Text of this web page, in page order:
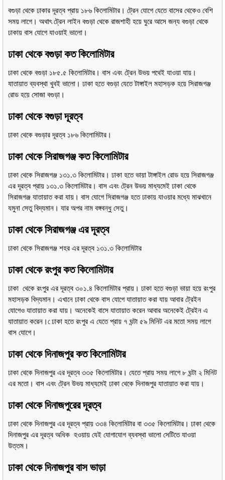
বগুড়া থেকে ঢাকার দূরত্ব প্রায় ১৮৬ কিলোমিটার। ট্রেন যোগে যেতে বাসের থেকেও বেশি
সময় লাগে। অথাৎ ট্রেন লাইন বগুড়া থেকে রাজশাহী হয়ে ঘুরে আসে জন্য বগুড়া থেকে
ঢাকায় বাস যোগে যাওয়াই ভালো।
ঢাকা থেকে বগুড়া কত কিলোমিটার
ঢাকা থেকে বগুড়া ১৮৫.৫ কিলোমিটার। বাস এবং ট্রেন উভয় পথেই যাওয়া যায়।
যাতায়াত ব্যবস্থা খুবই ভালো। ঢাকা হতে বগুড়া যেতে টাঙ্গাইল মহাসড়ক হয়ে সিরাজগঞ্জ
রোড হয়ে সোজা বগুড়া।
ঢাকা থেকে বগুড়া দূরত্ব
ঢাকা থেকে বগুড়ার দূরত্ব ১৮৬ কিলোমিটার।
ঢাকা থেকে সিরাজগঞ্জ কত কিলোমিটার
ঢাকা থেকে সিরাজগঞ্জ ১৩১.৩ কিলোমিটার। ঢাকা হতে ভায়া টাঙ্গাইল রোড হয়ে সিরাজগঞ্জ
এর দূরত্ব প্রায় ১৩১.৩ কিলোমিটার। বাস এবং ট্রেন উভয় মাধ্যমেই ঢাকা থেকে
সিরাজগঞ্জ যাতায়াত করা যায়। বাস যোগে সিরাজগঞ্জ হতে ঢাকায় যাওয়ার মধ্যে মাঝখানে
যমুনা সেতু বিদ্যমান। যার অপর নাম বঙ্গবন্ধু সেতু।
ঢাকা থেকে সিরাজগঞ্জ এর দূরত্ব
ঢাকা থেকে সিরাজগঞ্জ শহর এর দূরত্ব ১৩১.৩ কিলোমিটার
ঢাকা থেকে রংপুর কত কিলোমিটার
ঢাকা থেকে রংপুর এর দূরত্ব ৩০১.৪ কিলোমিটার প্রায়। ঢাকা হতে বগুড়া ভায়া হয়ে রংপুর
মহাসড়ক বিদ্যমান। এখানে ঢাকা থেকে বাস যোগে যাতায়াত করা যায় আবার ট্রেইন
যোগেও যাতায়াত করা যায়। অনেকেই বাসে যাতায়াত করেন আবার অনেকেই ট্রেইন এ
যাতায়াত করেন। েঢাকা হতে রংপুর এ যেতে প্রায় ৭ ঘন্টা ৫৯ মিনিট এর মতো সময় লাগে
বাস যোগে।
ঢাকা থেকে দিনাজপুর কত কিলোমিটার
ঢাকা থেকে দিনাজপুর এর ‍দূরত্ব ৩৩৫ কিলোমিটার। যেতে প্রায় সময় লাগে ৮ ঘন্টা ২ মিনিট
এর মতো। বাস এবং ট্রেন উভয় মাধ্যমেই ঢাকা থেকে দিনাজপুর যাতায়াত করা যায়।
ঢাকা থেকে দিনাজপুরের দূরত্ব
ঢাকা থেকে দিনাজপুর এর দূরত্ব প্রায় ৩৩৪ কিলোমিটার বা ৩৩৫ কিলোমিটার। ঢাকা থেকে
দিনাজপুর এর দূরত্ব অধিক হওয়ায় যেই যোগাযোগ ব্যবস্থা ভালো সেটিতে যাওয়া
উত্তম।
ঢাকা থেকে দিনাজপুর বাস ভাড়া